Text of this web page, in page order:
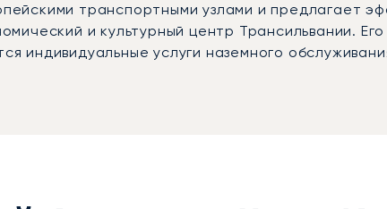
транспортными узлами и предлагает
и культурный центр Трансильвании.
индивидуальные услуги наземного